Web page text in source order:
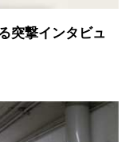
突撃インタビュ